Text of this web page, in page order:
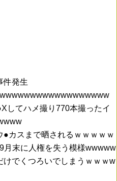
件発生
してハメ撮り770本撮ったイ
●カスまで晒されるｗｗｗｗｗ
月末に人権を失う模様wwwww
けでくつろいでしまうｗｗｗw